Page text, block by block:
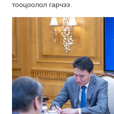
тооцоолол гарчээ.